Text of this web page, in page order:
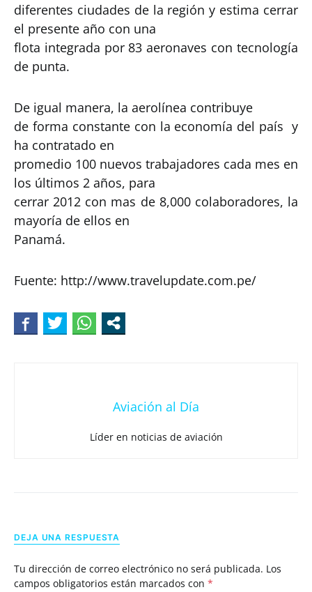
diferentes ciudades de la región y estima cerrar
el presente año con una
flota integrada por 83 aeronaves con tecnología
de punta.
De igual manera, la aerolínea contribuye
de forma constante con la economía del país y
ha contratado en
promedio 100 nuevos trabajadores cada mes en
los últimos 2 años, para
cerrar 2012 con mas de 8,000 colaboradores, la
mayoría de ellos en
Panamá.
Fuente: http://www.travelupdate.com.pe/
Aviación al Día
Líder en noticias de aviación
DEJA UNA RESPUESTA
Tu dirección de correo electrónico no será publicada. Los
campos obligatorios están marcados con *